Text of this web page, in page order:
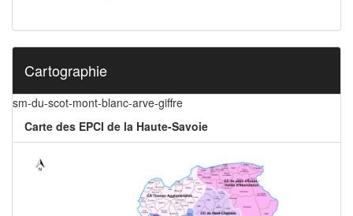
Cartographie
sm-du-scot-mont-blanc-arve-giffre
Carte des EPCI de la Haute-Savoie